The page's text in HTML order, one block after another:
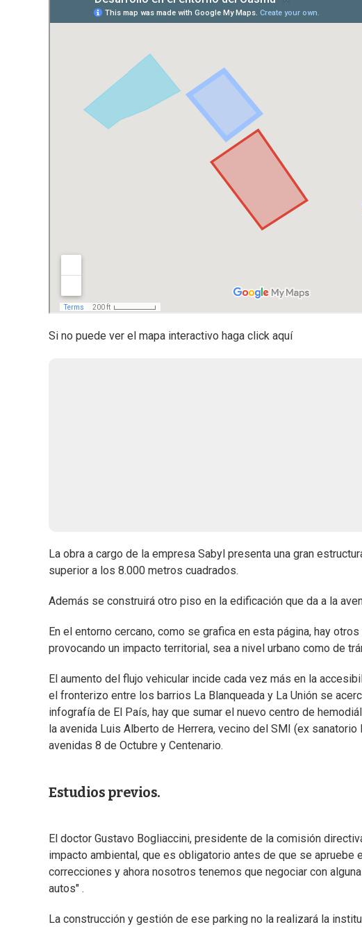
Si no puede ver el mapa interactivo haga click aquí
La obra a cargo de la empresa Sabyl presenta una gran
superior a los 8.000 metros cuadrados.
Además se construirá otro piso en la edificación que da a la
En el entorno cercano, como se grafica en esta página, hay
provocando un impacto territorial, sea a nivel urbano como de
El aumento del flujo vehicular incide cada vez más en la
el fronterizo entre los barrios La Blanqueada y La Unión se
infografía de El País, hay que sumar el nuevo centro de
la avenida Luis Alberto de Herrera, vecino del SMI (ex
avenidas 8 de Octubre y Centenario.
Estudios previos.
El doctor Gustavo Bogliaccini, presidente de la comisión
impacto ambiental, que es obligatorio antes de que se apruebe
correcciones y ahora nosotros tenemos que negociar con
autos" .
La construcción y gestión de ese parking no la realizará la